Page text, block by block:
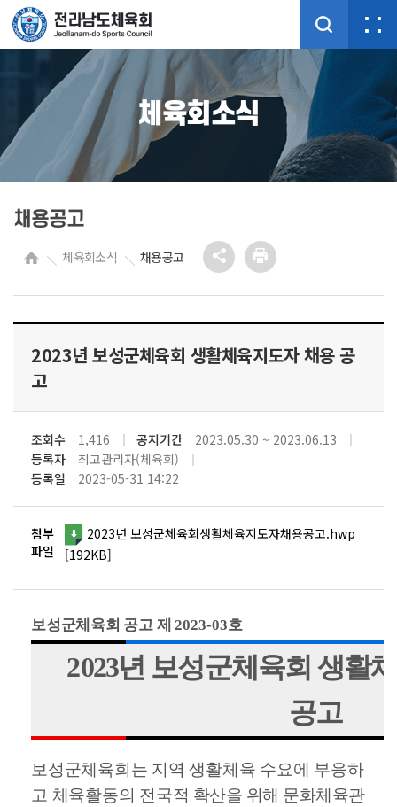
체육회소식
채용공고
체육회소식 채용공고
2023년 보성군체육회 생활체육지도자 채용 공
고
조회수 1,416 공지기간
2023.05.30 ~ 2023.06.13
등록자
최고관리자(체육회)
등록일
2023-05-31 14:22
첨부
파일
2023년 보성군체육회생활체육지도자채용공고.hwp
[192KB]
보성군체육회 공고 제 2023-03호
2023년 보성군체육회 생활
공고
보성군체육회는 지역 생활체육 수요에 부응하
고 체육활동의 전국적 확산을 위해 문화체육관